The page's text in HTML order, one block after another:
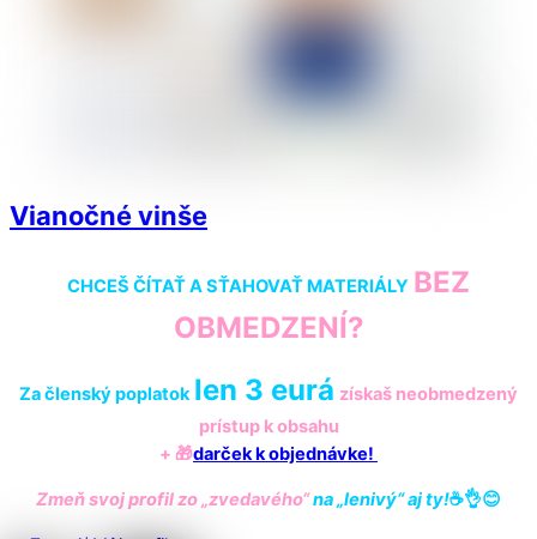
Vianočné vinše
CHCEŠ ČÍTAŤ A SŤAHOVAŤ MATERIÁLY BEZ
OBMEDZENÍ?
Za členský poplatok len 3 eurá získaš neobmedzený
prístup k obsahu
+ 🎁darček k objednávke!
Zmeň svoj profil zo „zvedavého“na „lenivý“ aj ty!☕️👌😊